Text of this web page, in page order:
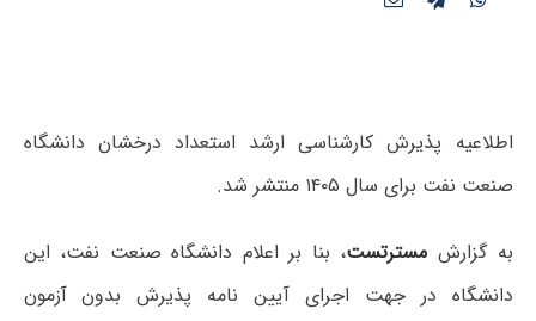
اطلاعیه پذیرش کارشناسی ارشد استعداد درخشان دانشگاه
صنعت نفت برای سال ۱۴۰۵ منتشر شد.
به گزارش مسترتست، بنا بر اعلام دانشگاه صنعت نفت، این
دانشگاه در جهت اجرای آیین نامه پذیرش بدون آزمون